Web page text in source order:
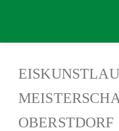
OBERSTDORF